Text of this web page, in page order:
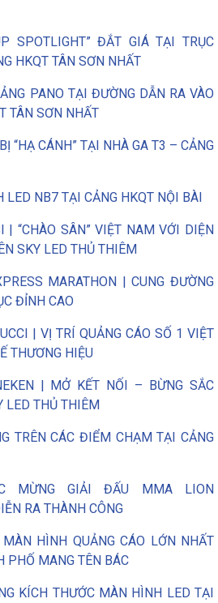
SPOTLIGHT” ĐẮT GIÁ TẠI TRỤC
HKQT TÂN SƠN NHẤT
PANO TẠI ĐƯỜNG DẪN RA VÀO
TÂN SƠN NHẤT
“HẠ CÁNH” TẠI NHÀ GA T3 – CẢNG
LED NB7 TẠI CẢNG HKQT NỘI BÀI
“CHÀO SÂN” VIỆT NAM VỚI DIỆN
SKY LED THỦ THIÊM
MARATHON | CUNG ĐƯỜNG
ĐỈNH CAO
| VỊ TRÍ QUẢNG CÁO SỐ 1 VIỆT
THƯƠNG HIỆU
| MỞ KẾT NỐI – BỪNG SẮC
LED THỦ THIÊM
TRÊN CÁC ĐIỂM CHẠM TẠI CẢNG
MỪNG GIẢI ĐẤU MMA LION
RA THÀNH CÔNG
HÌNH QUẢNG CÁO LỚN NHẤT
PHỐ MANG TÊN BÁC
KÍCH THƯỚC MÀN HÌNH LED TẠI